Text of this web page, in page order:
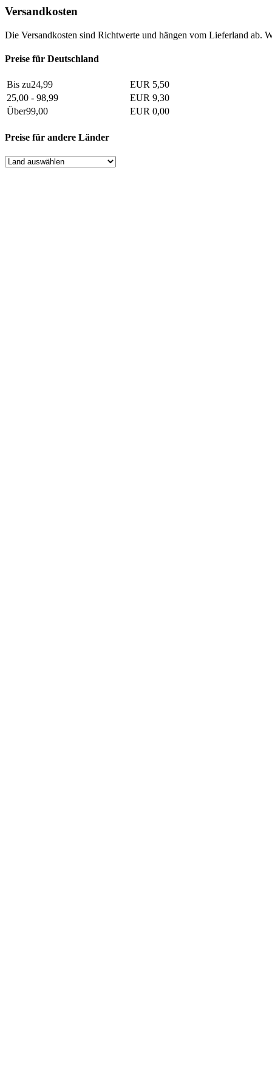
Versandkosten
Die Versandkosten sind Richtwerte und hängen vom Lieferland ab.
Preise für Deutschland
Bis zu24,99
EUR 5,50
25,00 - 98,99
EUR 9,30
Über99,00
EUR 0,00
Preise für andere Länder